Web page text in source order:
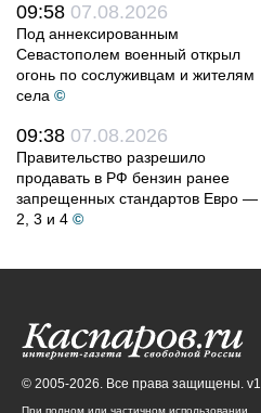
09:58 07.08.2026
Под аннексированным
Севастополем военный открыл
огонь по сослуживцам и жителям
села ©
09:38 07.08.2026
Правительство разрешило
продавать в РФ бензин ранее
запрещенных стандартов Евро —
2, 3 и 4 ©
© 2005-2026. Все права защищены. v1
При полном или частичном использовании